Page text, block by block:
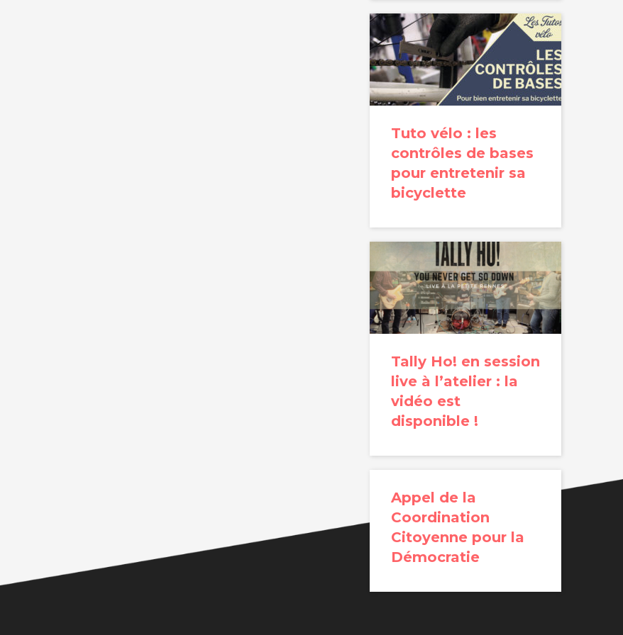
Tuto vélo : les
contrôles de bases
pour entretenir sa
bicyclette
Tally Ho! en session
live à l’atelier : la
vidéo est
disponible !
Appel de la
Coordination
Citoyenne pour la
Démocratie